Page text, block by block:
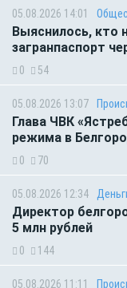
05.08.2026 14:01
Выяснилось, кто
загранпаспорт
0 54
05.08.2026 13:07
Глава ЧВК
режима в
0 70
05.08.2026 12:34
Директор
5 млн рублей
0 144
05.08.2026 11:11